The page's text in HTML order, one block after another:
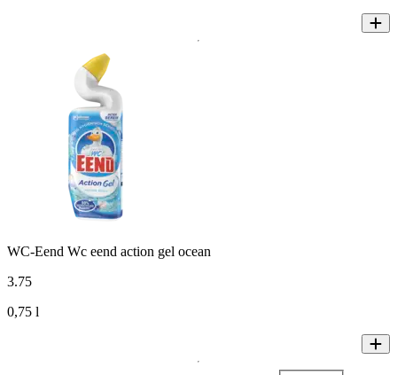
WC-Eend Wc eend action gel ocean
3.75
0,75 l